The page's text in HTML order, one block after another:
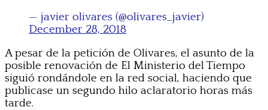
— javier olivares (@olivares_javier)
December 28, 2018
A pesar de la petición de Olivares, el asunto de la
posible renovación de El Ministerio del Tiempo
siguió rondándole en la red social, haciendo que
publicase un segundo hilo aclaratorio horas más
tarde.